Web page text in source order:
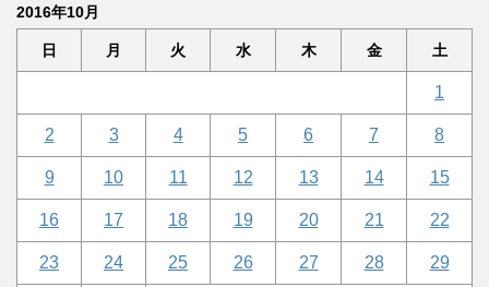
2016年10月
日 月 火 水 木 金 土
1
2 3 4 5 6 7 8
9 10 11 12 13 14 15
16 17 18 19 20 21 22
23 24 25 26 27 28 29